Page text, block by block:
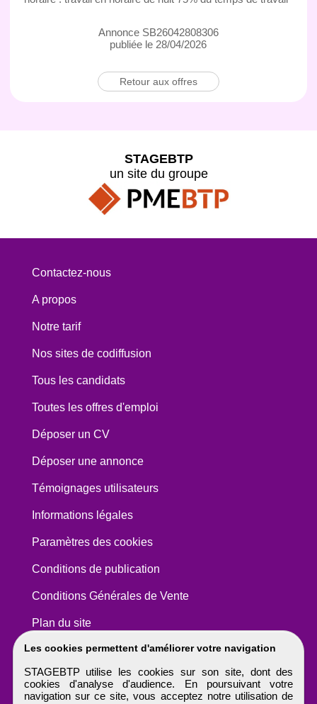
Annonce SB26042808306
publiée le 28/04/2026
Retour aux offres
Les cookies permettent d'améliorer votre navigation
STAGEBTP utilise les cookies sur son site, dont des
cookies d'analyse d'audience. En poursuivant votre
navigation sur ce site, vous acceptez notre utilisation de
STAGEBTP
un site du groupe
Contactez-nous
A propos
Notre tarif
Nos sites de codiffusion
Tous les candidats
Toutes les offres d'emploi
Déposer un CV
Déposer une annonce
Témoignages utilisateurs
Informations légales
Paramètres des cookies
Conditions de publication
Conditions Générales de Vente
Plan du site